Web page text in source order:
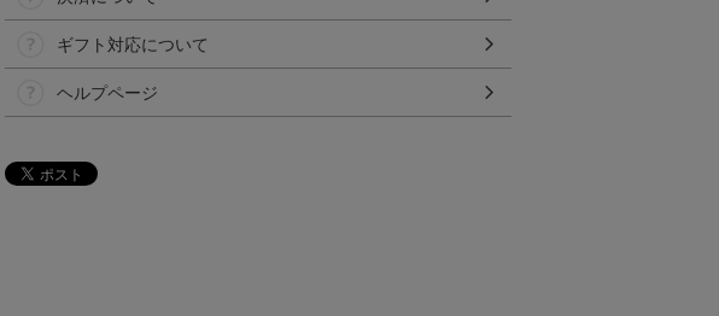
ギフト対応について
ヘルプページ